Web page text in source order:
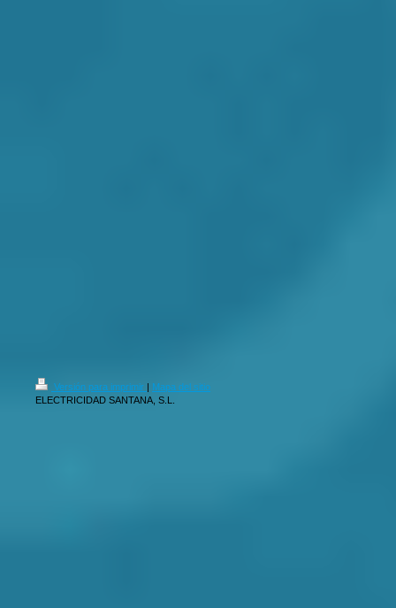
Versión para imprimir | Mapa del sitio
ELECTRICIDAD SANTANA, S.L.